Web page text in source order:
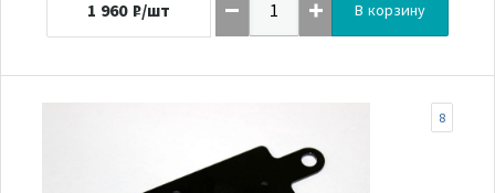
1 960 ₽/шт В корзину
8